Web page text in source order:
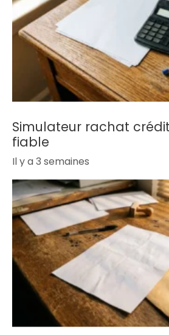
Simulateur rachat
fiable
Il y a 3 semaines